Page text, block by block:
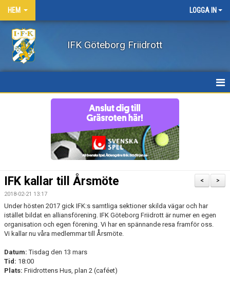
HEM LOGGA IN
IFK Göteborg Friidrott
KLÄDER
LEDARE/UTBILDNING
BILDGALLERI
>
<
IFK kallar till Årsmöte
2018-02-21 13:17
Under hösten 2017 gick IFK:s samtliga sektioner skilda vägar och har
istället bildat en alliansförening. IFK Göteborg Friidrott är numer en egen
organisation och egen förening. Vi har en spännande resa framför oss.
Vi kallar nu våra medlemmar till Årsmöte.
Datum: Tisdag den 13 mars
Tid: 18:00
Plats: Friidrottens Hus, plan 2 (caféet)